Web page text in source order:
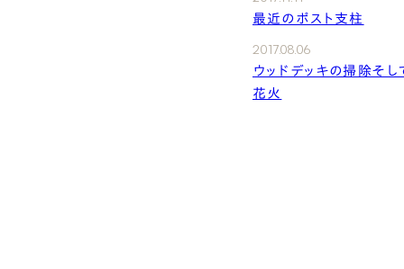
最近のポスト支柱
2017.08.06
ウッドデッキの掃除そし
花火